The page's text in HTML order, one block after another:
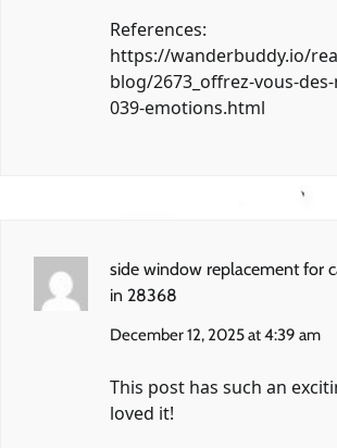
References:
https://wanderbuddy.io/
blog/2673_offrez-vous-
039-emotions.html
side window replacement for
in 28368
December 12, 2025 at 4:39 am
This post has such an
loved it!